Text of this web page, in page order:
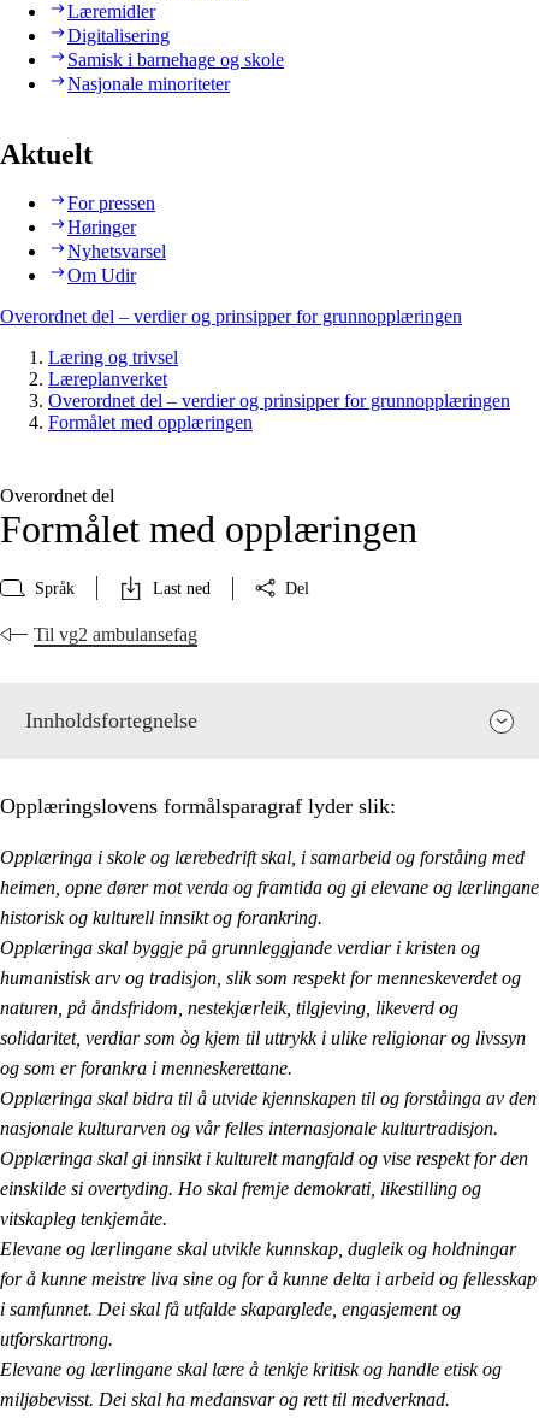
Læremidler
Digitalisering
Samisk i barnehage og skole
Nasjonale minoriteter
Aktuelt
For pressen
Høringer
Nyhetsvarsel
Om Udir
Overordnet del – verdier og prinsipper for grunnopplæringen
Læring og trivsel
Læreplanverket
Overordnet del – verdier og prinsipper for grunnopplæringen
Formålet med opplæringen
Overordnet del
Formålet med opplæringen
Språk Last ned Del
Til vg2 ambulansefag
Innholdsfortegnelse
Opplæringslovens formålsparagraf lyder slik:
Opplæringa i skole og lærebedrift skal, i samarbeid og forståing med
heimen, opne dører mot verda og framtida og gi elevane og lærlingane
historisk og kulturell innsikt og forankring.
Opplæringa skal byggje på grunnleggjande verdiar i kristen og
humanistisk arv og tradisjon, slik som respekt for menneskeverdet og
naturen, på åndsfridom, nestekjærleik, tilgjeving, likeverd og
solidaritet, verdiar som òg kjem til uttrykk i ulike religionar og livssyn
og som er forankra i menneskerettane.
Opplæringa skal bidra til å utvide kjennskapen til og forståinga av den
nasjonale kulturarven og vår felles internasjonale kulturtradisjon.
Opplæringa skal gi innsikt i kulturelt mangfald og vise respekt for den
einskilde si overtyding. Ho skal fremje demokrati, likestilling og
vitskapleg tenkjemåte.
Elevane og lærlingane skal utvikle kunnskap, dugleik og holdningar
for å kunne meistre liva sine og for å kunne delta i arbeid og fellesskap
i samfunnet. Dei skal få utfalde skaparglede, engasjement og
utforskartrong.
Elevane og lærlingane skal lære å tenkje kritisk og handle etisk og
miljøbevisst. Dei skal ha medansvar og rett til medverknad.